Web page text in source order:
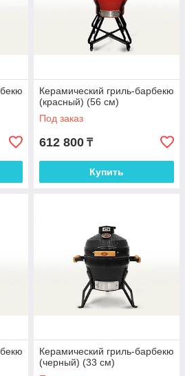
Керамический гриль-барбекю
(красный) (56 см)
Под заказ
612 800 ₸
Купить
Керамический гриль-барбекю
(черный) (33 см)